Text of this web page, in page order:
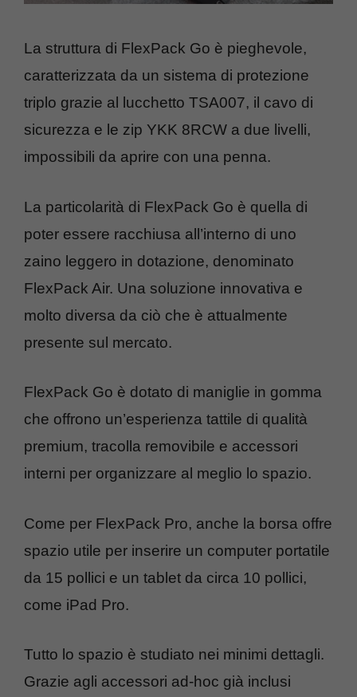
La struttura di FlexPack Go è pieghevole,
caratterizzata da un sistema di protezione
triplo grazie al lucchetto TSA007, il cavo di
sicurezza e le zip YKK 8RCW a due livelli,
impossibili da aprire con una penna.
La particolarità di FlexPack Go è quella di
poter essere racchiusa all’interno di uno
zaino leggero in dotazione, denominato
FlexPack Air. Una soluzione innovativa e
molto diversa da ciò che è attualmente
presente sul mercato.
FlexPack Go è dotato di maniglie in gomma
che offrono un’esperienza tattile di qualità
premium, tracolla removibile e accessori
interni per organizzare al meglio lo spazio.
Come per FlexPack Pro, anche la borsa offre
spazio utile per inserire un computer portatile
da 15 pollici e un tablet da circa 10 pollici,
come iPad Pro.
Tutto lo spazio è studiato nei minimi dettagli.
Grazie agli accessori ad-hoc già inclusi